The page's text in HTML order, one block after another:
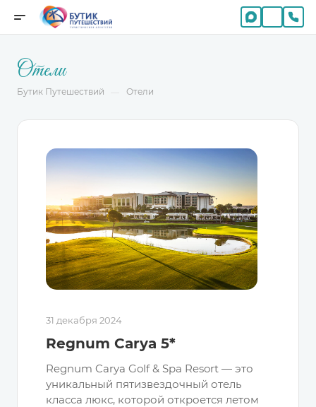
Отели
Бутик Путешествий Отели
31 декабря 2024
Regnum Carya 5*
Regnum Carya Golf & Spa Resort — это
уникальный пятизвездочный отель
класса люкс, которой откроется летом